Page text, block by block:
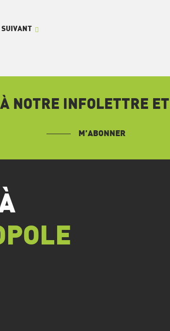
SUIVANT
NOTRE INFOLETTRE
M’ABONNER